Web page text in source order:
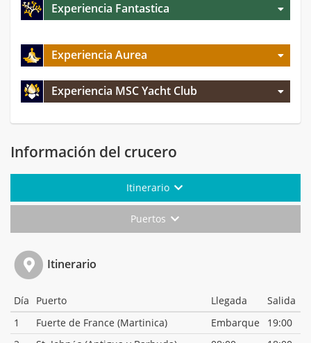
Experiencia Fantastica
Experiencia Aurea
Experiencia MSC Yacht Club
Información del crucero
Itinerario
Puertos
Itinerario
Día Puerto Llegada
Salida
1
Fuerte de France (Martinica) Embarque
19:00